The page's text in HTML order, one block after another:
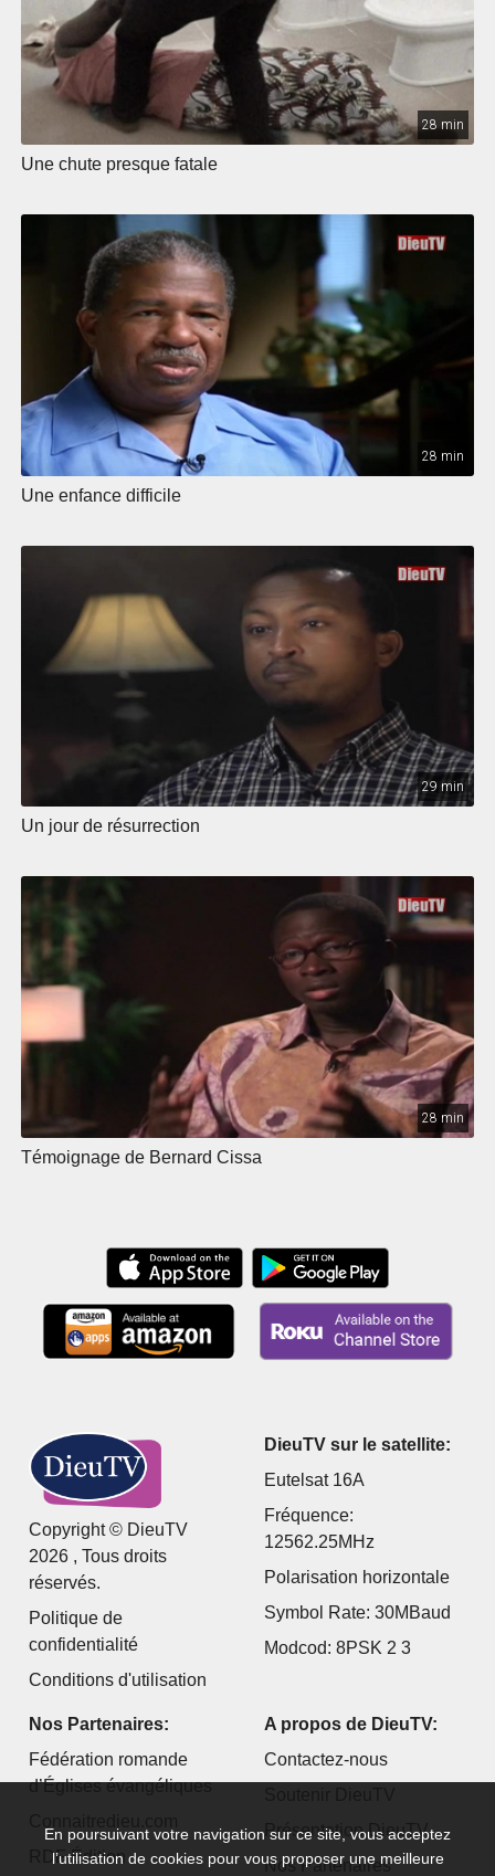
28 min
Une chute presque fatale
28 min
Une enfance difficile
29 min
Un jour de résurrection
28 min
Témoignage de Bernard Cissa
Copyright © DieuTV
2026 , Tous droits
réservés.
Politique de
confidentialité
Conditions d'utilisation
DieuTV sur le satellite:
Eutelsat 16A
Fréquence:
12562.25MHz
Polarisation horizontale
Symbol Rate: 30MBaud
Modcod: 8PSK 2 3
Nos Partenaires:
Fédération romande
d’Églises évangéliques
RDF Édition
A propos de DieuTV:
Contactez-nous
Présentation DieuTV
Nos Partenaires
En poursuivant votre navigation sur ce site, vous acceptez
l’utilisation de cookies pour vous proposer une meilleure